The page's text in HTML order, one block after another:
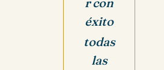
éxito
todas
las